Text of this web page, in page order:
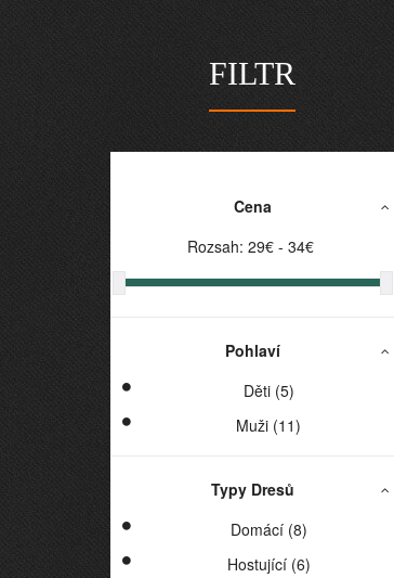
FILTR
Cena
Rozsah: 29€ - 34€
Pohlaví
Děti (5)
Muži (11)
Typy Dresů
Domácí (8)
Hostující (6)